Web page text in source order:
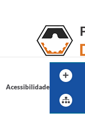
Acessibilidade